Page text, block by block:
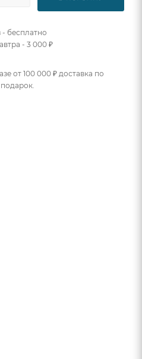
бесплатно
- 3 000 ₽
от 100 000 ₽ доставка по